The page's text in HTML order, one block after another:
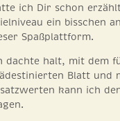
ich Dir schon
ein bisschen
Spaßplattform.
dachte halt, mit dem
Blatt und
kann ich